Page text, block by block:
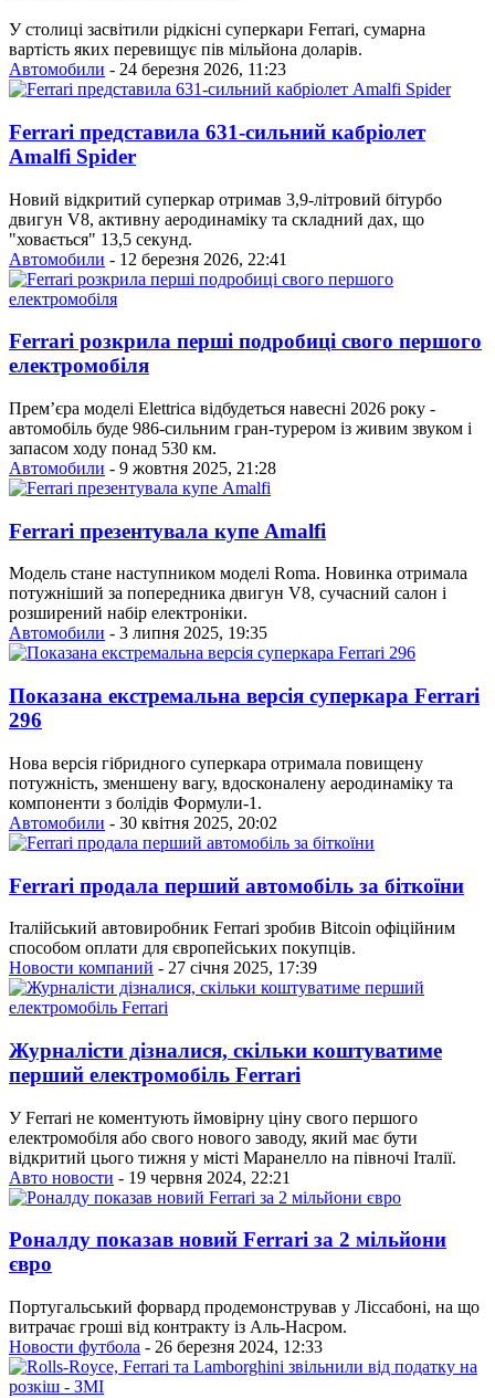
У столиці засвітили рідкісні суперкари Ferrari, сумарна
вартість яких перевищує пів мільйона доларів.
Автомобили - 24 березня 2026, 11:23
Ferrari представила 631-сильний кабріолет
Amalfi Spider
Новий відкритий суперкар отримав 3,9-літровий бітурбо
двигун V8, активну аеродинаміку та складний дах, що
"ховається" 13,5 секунд.
Автомобили - 12 березня 2026, 22:41
Ferrari розкрила перші подробиці свого першого
електромобіля
Прем’єра моделі Elettrica відбудеться навесні 2026 року -
автомобіль буде 986-сильним гран-турером із живим звуком і
запасом ходу понад 530 км.
Автомобили - 9 жовтня 2025, 21:28
Ferrari презентувала купе Amalfi
Модель стане наступником моделі Roma. Новинка отримала
потужніший за попередника двигун V8, сучасний салон і
розширений набір електроніки.
Автомобили - 3 липня 2025, 19:35
Показана екстремальна версія суперкара Ferrari
296
Нова версія гібридного суперкара отримала повищену
потужність, зменшену вагу, вдосконалену аеродинаміку та
компоненти з болідів Формули-1.
Автомобили - 30 квітня 2025, 20:02
Ferrari продала перший автомобіль за біткоїни
Італійський автовиробник Ferrari зробив Bitcoin офіційним
способом оплати для європейських покупців.
Новости компаний - 27 січня 2025, 17:39
Журналісти дізналися, скільки коштуватиме
перший електромобіль Ferrari
У Ferrari не коментують ймовірну ціну свого першого
електромобіля або свого нового заводу, який має бути
відкритий цього тижня у місті Маранелло на півночі Італії.
Авто новости - 19 червня 2024, 22:21
Роналду показав новий Ferrari за 2 мільйони
євро
Португальський форвард продемонстрував у Ліссабоні, на що
витрачає гроші від контракту із Аль-Насром.
Новости футбола - 26 березня 2024, 12:33